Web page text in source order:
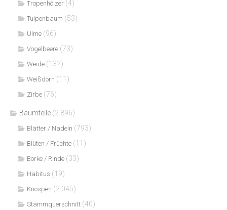
Tropenhölzer (4)
Tulpenbaum (53)
Ulme (96)
Vogelbeere (73)
Weide (132)
Weißdorn (11)
Zirbe (76)
Baumteile (2.896)
Blätter / Nadeln (793)
Blüten / Früchte (11)
Borke / Rinde (33)
Habitus (19)
Knospen (2.045)
Stammquerschnitt (40)